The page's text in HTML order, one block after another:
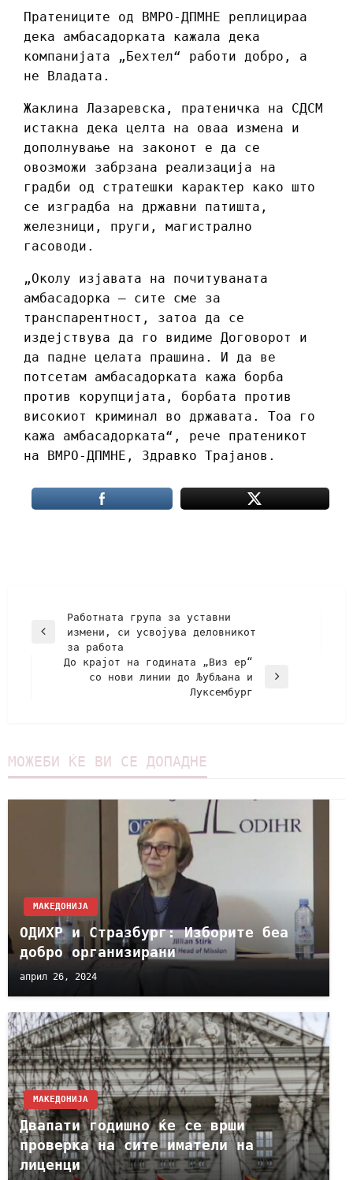
Пратениците од ВМРО-ДПМНЕ реплицираа
дека амбасадорката кажала дека
компанијата „Бехтел“ работи добро, а
не Владата.
Жаклина Лазаревска, пратеничка на СДСМ
истакна дека целта на оваа измена и
дополнување на законот е да се
овозможи забрзана реализација на
градби од стратешки карактер како што
се изградба на државни патишта,
железници, пруги, магистрално
гасоводи.
„Околу изјавата на почитуваната
амбасадорка – сите сме за
транспарентност, затоа да се
издејствува да го видиме Договорот и
да падне целата прашина. И да ве
потсетам амбасадорката кажа борба
против корупцијата, борбата против
високиот криминал во државата. Тоа го
кажа амбасадорката“, рече пратеникот
на ВМРО-ДПМНЕ, Здравко Трајанов.
Работната група за уставни
измени, си усвојува деловникот
за работа
До крајот на годината „Виз ер“
со нови линии до Љубљана и
Луксембург
МОЖЕБИ ЌЕ ВИ СЕ ДОПАДНЕ
МАКЕДОНИЈА
ОДИХР и Стразбург: Изборите беа
добро организирани
април 26, 2024
МАКЕДОНИЈА
Двапати годишно ќе се врши
проверка на сите иматели на
лиценци